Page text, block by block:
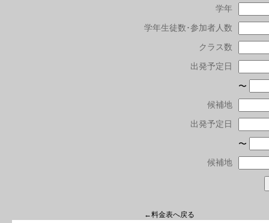
学年
学年生徒数･参加者人数
クラス数
出発予定日
〜
候補地
出発予定日
〜
候補地
←料金表へ戻る